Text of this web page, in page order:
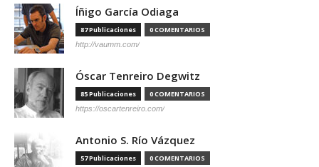
Íñigo García Odiaga
87 Publicaciones 0 COMENTARIOS
http://vaumm.com/
Óscar Tenreiro Degwitz
85 Publicaciones 0 COMENTARIOS
https://oscartenreiro.com/
Antonio S. Río Vázquez
57 Publicaciones 0 COMENTARIOS